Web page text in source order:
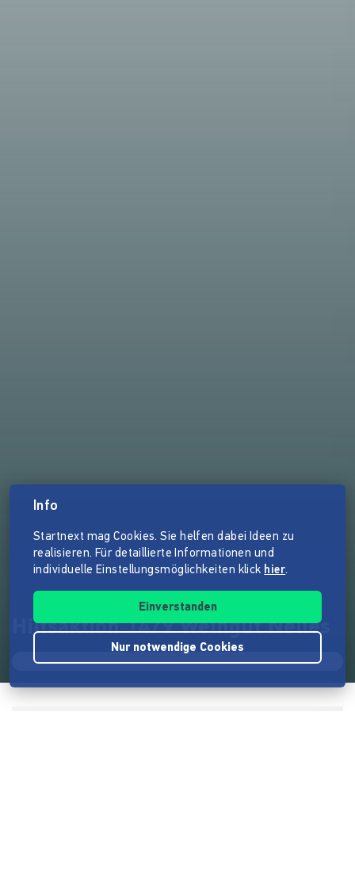
Hilfsaktion 1479 Weingut Nelles
Info
Startnext mag Cookies. Sie helfen dabei Ideen zu
realisieren. Für detaillierte Informationen und
individuelle Einstellungsmöglichkeiten klick hier.
Einverstanden
Nur notwendige Cookies